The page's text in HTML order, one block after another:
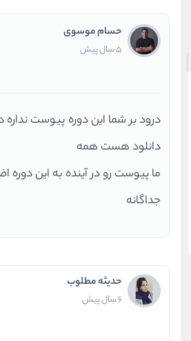
حسام موسوی
5 سال پیش
درود بر شما این دوره پیوست
دانلود هست همه
ما پیوست رو در آینده به این
جداگانه
حدیثه مطلوب
6 سال پیش